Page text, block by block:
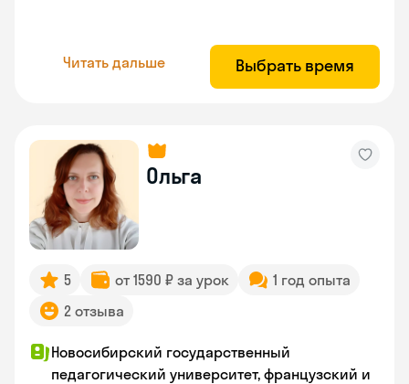
Читать дальше Выбрать время
Ольга
5 от 1590 ₽ за урок
1 год опыта
2 отзыва
Новосибирский государственный
педагогический университет, французский и